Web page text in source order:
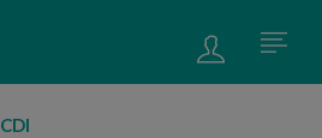
CDI